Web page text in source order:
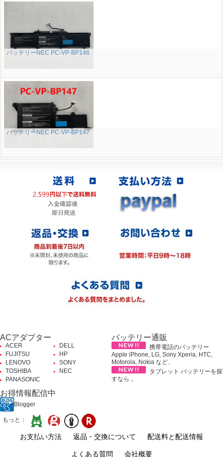
バッテリーNEC PC-VP-BP146
バッテリーNEC PC-VP-BP147
ACアダプター
ACER
DELL
FUJITSU
HP
LENOVO
SONY
TOSHIBA
NEC
PANASONIC
バッテリー通販
携帯電話のバッテリー
Apple iPhone, LG, Sony Xperia, HTC,
Motorola, Nokia など、
タブレット バッテリーを探
すなら 。
お得情報配信中
Blogger
もっと：
お支払い方法 返品・交換について 配送料と配送情報
よくある質問 会社概要